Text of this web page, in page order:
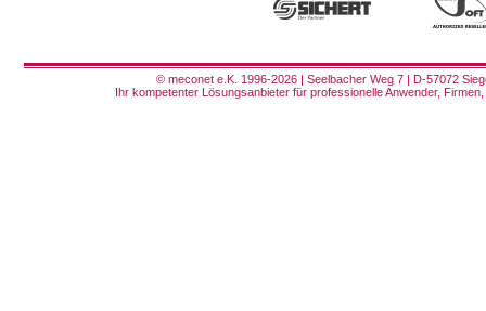
© meconet e.K. 1996-2026 | Seelbacher Weg 7 | D-57072
Ihr kompetenter Lösungsanbieter für professionelle Anwender,